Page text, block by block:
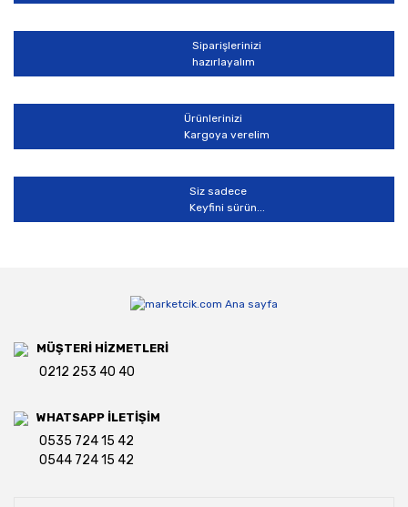
Siparişlerinizi
hazırlayalım
Ürünlerinizi
Kargoya verelim
Siz sadece
Keyfini sürün...
MÜŞTERİ HİZMETLERİ
0212 253 40 40
WHATSAPP İLETİŞİM
0535 724 15 42
0544 724 15 42